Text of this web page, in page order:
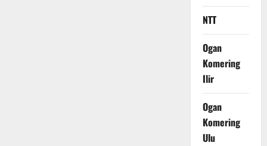
NTT
Ogan
Komering
Ilir
Ogan
Komering
Ulu